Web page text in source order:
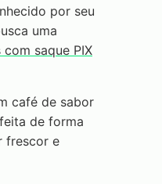
por seu
uma
saque PIX
café de sabor
de forma
frescor e